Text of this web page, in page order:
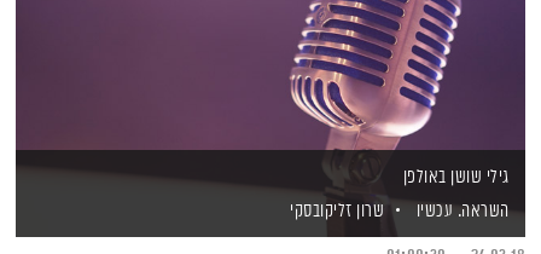
גילי שושן באולפן
השראה. עכשיו
שרון זליקובסקי